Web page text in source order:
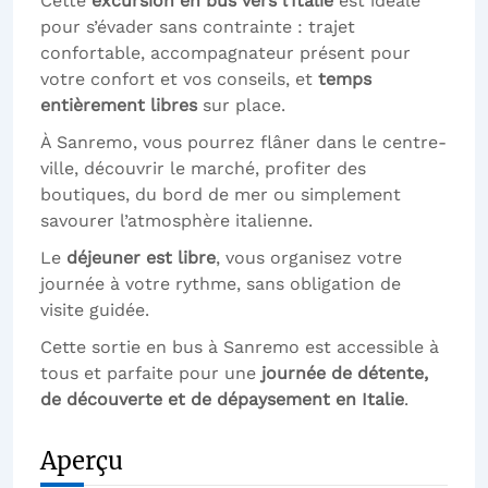
pour s’évader sans contrainte : trajet
confortable, accompagnateur présent pour
votre confort et vos conseils, et temps
entièrement libressur place.
À Sanremo, vous pourrez flâner dans le centre-
ville, découvrir le marché, profiter des
boutiques, du bord de mer ou simplement
savourer l’atmosphère italienne.
Le déjeuner est libre, vous organisez votre
journée à votre rythme, sans obligation de
visite guidée.
Cette sortie en bus à Sanremo est accessible à
tous et parfaite pour une journée de détente,
de découverte et de dépaysement en Italie.
Aperçu